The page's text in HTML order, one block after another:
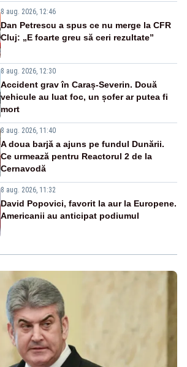
8 aug. 2026, 12:46
Dan Petrescu a spus ce nu merge la CFR
Cluj: „E foarte greu să ceri rezultate”
8 aug. 2026, 12:30
Accident grav în Caraș-Severin. Două
vehicule au luat foc, un șofer ar putea fi
mort
8 aug. 2026, 11:40
A doua barjă a ajuns pe fundul Dunării.
Ce urmează pentru Reactorul 2 de la
Cernavodă
8 aug. 2026, 11:32
David Popovici, favorit la aur la Europene.
Americanii au anticipat podiumul